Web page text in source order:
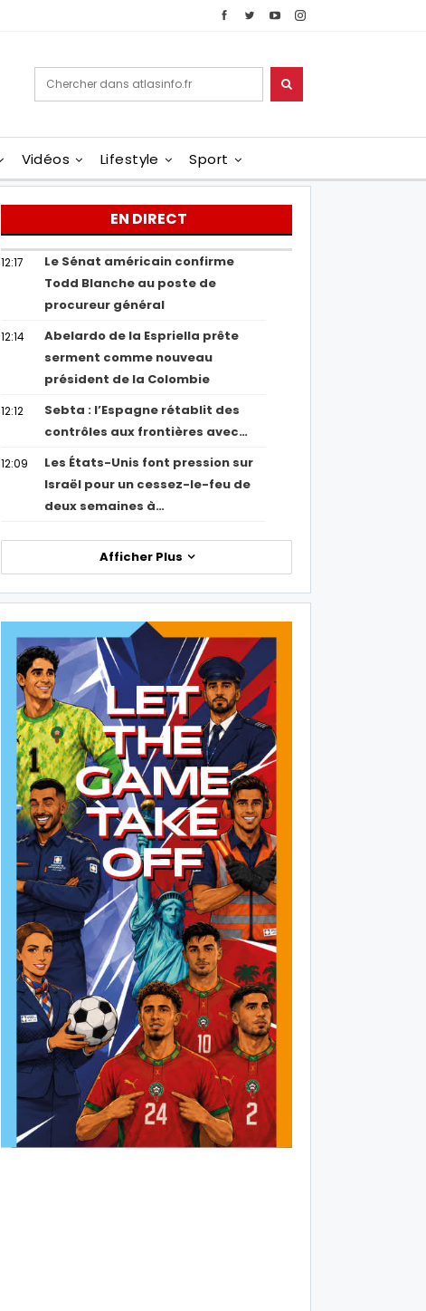
Vidéos Lifestyle Sport
EN DIRECT
12:17
Le Sénat américain confirme
Todd Blanche au poste de
procureur général
12:14
Abelardo de la Espriella prête
serment comme nouveau
président de la Colombie
12:12
Sebta : l’Espagne rétablit des
contrôles aux frontières avec…
12:09
Les États-Unis font pression sur
Israël pour un cessez-le-feu de
deux semaines à…
Afficher Plus